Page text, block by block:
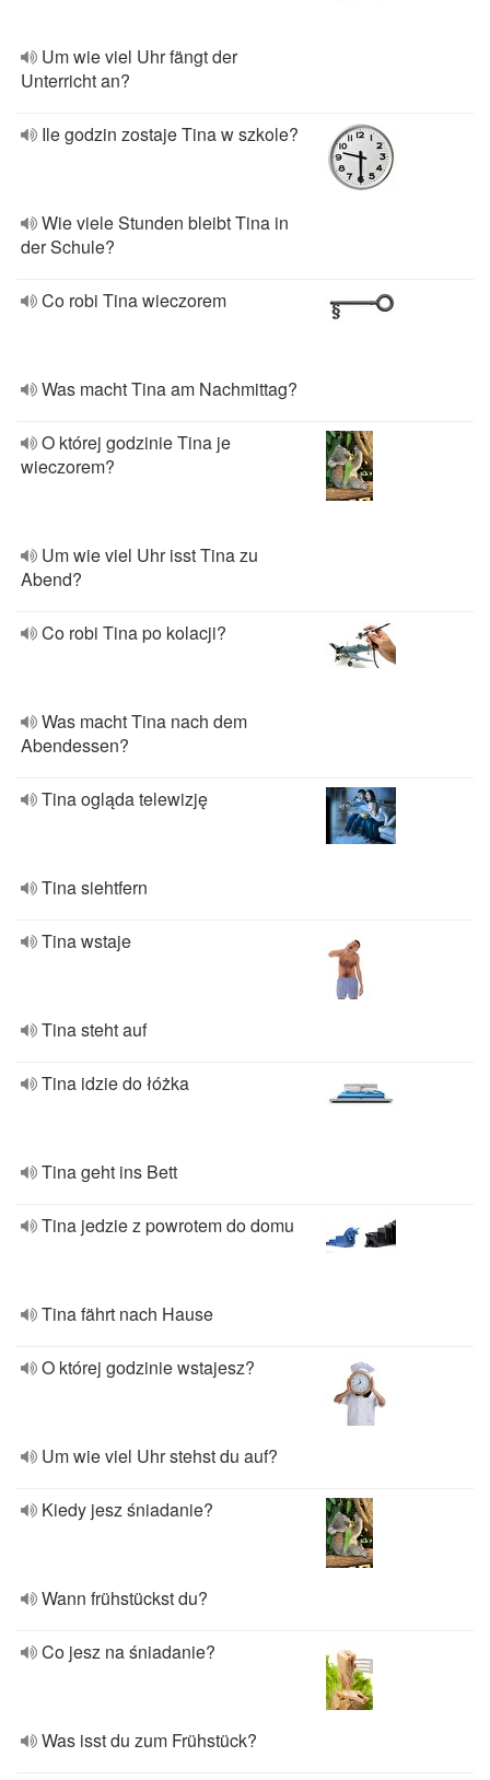
Um wie viel Uhr fängt der
Unterricht an?
Ile godzin zostaje Tina w szkole?
Wie viele Stunden bleibt Tina in
der Schule?
Co robi Tina wieczorem
Was macht Tina am Nachmittag?
O której godzinie Tina je
wieczorem?
Um wie viel Uhr isst Tina zu
Abend?
Co robi Tina po kolacji?
Was macht Tina nach dem
Abendessen?
Tina ogląda telewizję
Tina siehtfern
Tina wstaje
Tina steht auf
Tina idzie do łóżka
Tina geht ins Bett
Tina jedzie z powrotem do domu
Tina fährt nach Hause
O której godzinie wstajesz?
Um wie viel Uhr stehst du auf?
Kiedy jesz śniadanie?
Wann frühstückst du?
Co jesz na śniadanie?
Was isst du zum Frühstück?